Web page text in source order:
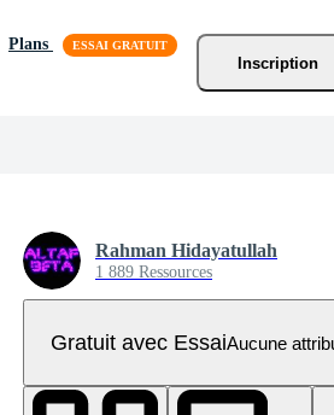
Plans
Inscription
Rahman Hidayatullah
1 889 Ressources
Gratuit avec EssaiAucune